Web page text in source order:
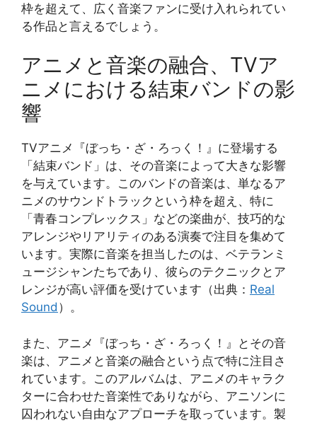
枠を超えて、広く音楽ファンに受け入れられてい
る作品と言えるでしょう。
アニメと音楽の融合、TVア
ニメにおける結束バンドの影
響
TVアニメ『ぼっち・ざ・ろっく！』に登場する
「結束バンド」は、その音楽によって大きな影響
を与えています。このバンドの音楽は、単なるア
ニメのサウンドトラックという枠を超え、特に
「青春コンプレックス」などの楽曲が、技巧的な
アレンジやリアリティのある演奏で注目を集めて
います。実際に音楽を担当したのは、ベテランミ
ュージシャンたちであり、彼らのテクニックとア
レンジが高い評価を受けています（出典： Real
Sound ）。
また、アニメ『ぼっち・ざ・ろっく！』とその音
楽は、アニメと音楽の融合という点で特に注目さ
れています。このアルバムは、アニメのキャラク
ターに合わせた音楽性でありながら、アニソンに
囚われない自由なアプローチを取っています。製